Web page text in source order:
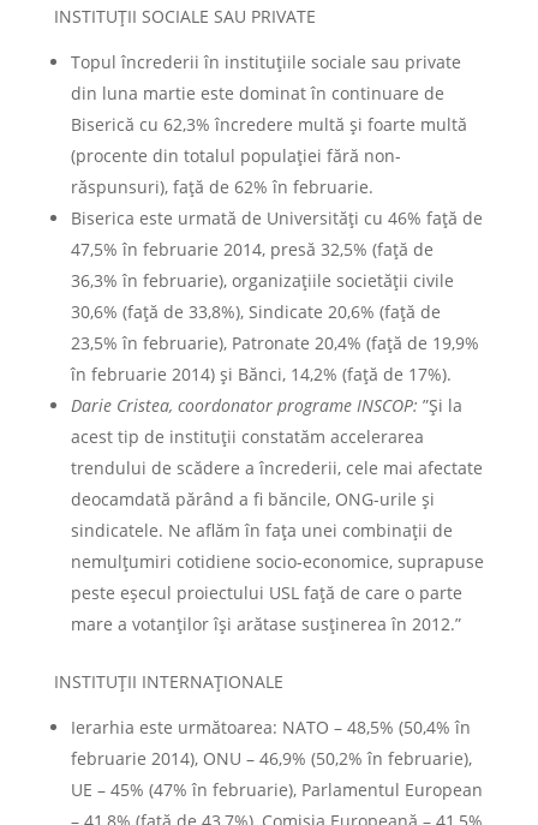
INSTITUŢII SOCIALE SAU PRIVATE
Topul încrederii în instituţiile sociale sau private
din luna martie este dominat în continuare de
Biserică cu 62,3% încredere multă şi foarte multă
(procente din totalul populaţiei fără non-
răspunsuri), faţă de 62% în februarie.
Biserica este urmată de Universităţi cu 46% faţă de
47,5% în februarie 2014, presă 32,5% (faţă de
36,3% în februarie), organizaţiile societăţii civile
30,6% (faţă de 33,8%), Sindicate 20,6% (faţă de
23,5% în februarie), Patronate 20,4% (faţă de 19,9%
în februarie 2014) şi Bănci, 14,2% (faţă de 17%).
Darie Cristea, coordonator programe INSCOP: ”Și la
acest tip de instituții constatăm accelerarea
trendului de scădere a încrederii, cele mai afectate
deocamdată părând a fi băncile, ONG-urile și
sindicatele. Ne aflăm în fața unei combinații de
nemulțumiri cotidiene socio-economice, suprapuse
peste eșecul proiectului USL față de care o parte
mare a votanților își arătase susținerea în 2012.”
INSTITUŢII INTERNAŢIONALE
Ierarhia este următoarea: NATO – 48,5% (50,4% în
februarie 2014), ONU – 46,9% (50,2% în februarie),
UE – 45% (47% în februarie), Parlamentul European